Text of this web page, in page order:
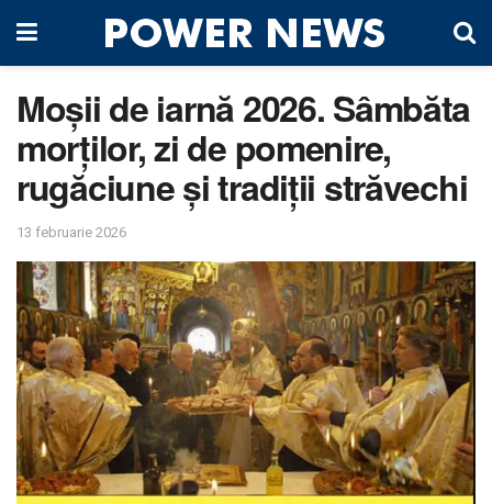
Moșii de iarnă 2026. Sâmbăta
morților, zi de pomenire,
rugăciune și tradiții străvechi
13 februarie 2026